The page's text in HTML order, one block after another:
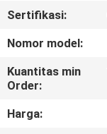
TENTANG
KAMI
TUR
PABRIK
Sertifikasi:
Nomor model:
Kuantitas min
Order:
Harga: